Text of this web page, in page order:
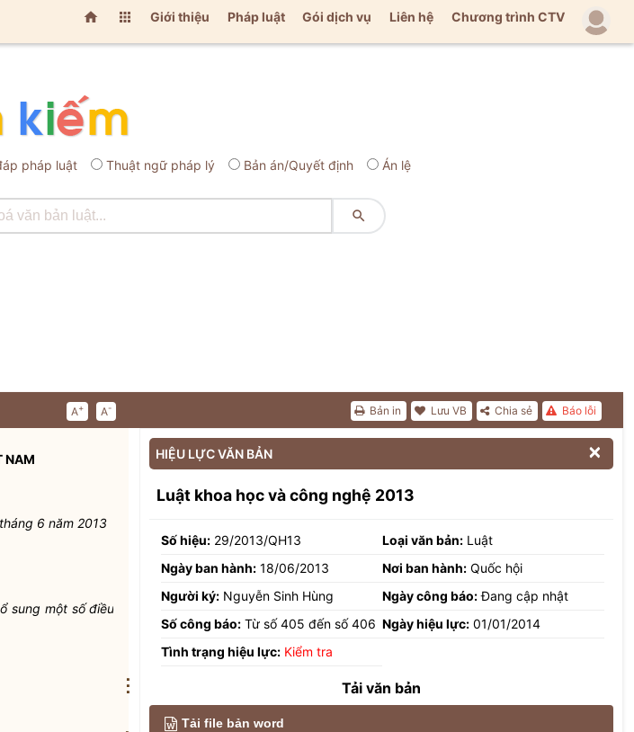
  Giới thiệu Pháp luật Gói dịch vụ Liên hệ Chương trình CTV
pháp luật Thuật ngữ pháp lý Bản án/Quyết định Án lệ

A+ A- Báo lỗi
Chia sẻ
Lưu VB
Bản in
NAM
6 năm 2013
sung một số điều
HIỆU LỰC VĂN BẢN 
Luật khoa học và công nghệ 2013
Số hiệu: 29/2013/QH13 Loại văn bản: Luật
Ngày ban hành: 18/06/2013 Nơi ban hành: Quốc hội
Người ký: Nguyễn Sinh Hùng Ngày công báo:Đang cập nhật
Số công báo: Từ số 405 đến số 406 Ngày hiệu lực: 01/01/2014
Tình trạng hiệu lực: Kiểm tra
Tải văn bản
Tải file bản word
⋮